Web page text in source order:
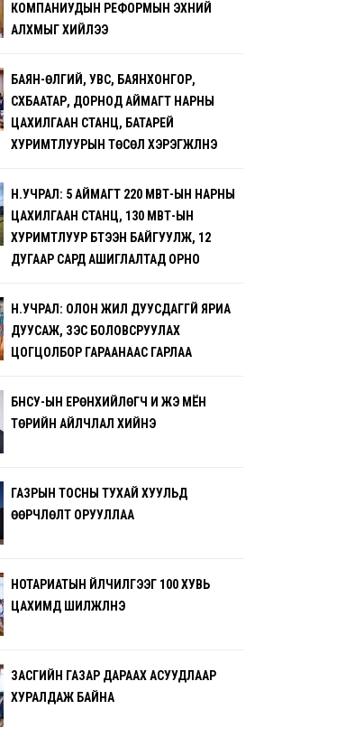
КОМПАНИУДЫН РЕФОРМЫН ЭХНИЙ
АЛХМЫГ ХИЙЛЭЭ
БАЯН-ӨЛГИЙ, УВС, БАЯНХОНГОР,
СҮХБААТАР, ДОРНОД АЙМАГТ НАРНЫ
ЦАХИЛГААН СТАНЦ, БАТАРЕЙ
ХУРИМТЛУУРЫН ТӨСӨЛ ХЭРЭГЖҮҮЛНЭ
Н.УЧРАЛ: 5 АЙМАГТ 220 МВТ-ЫН НАРНЫ
ЦАХИЛГААН СТАНЦ, 130 МВТ-ЫН
ХУРИМТЛУУР БҮТЭЭН БАЙГУУЛЖ, 12
ДУГААР САРД АШИГЛАЛТАД ОРНО
Н.УЧРАЛ: ОЛОН ЖИЛ ДУУСДАГГҮЙ ЯРИА
ДУУСАЖ, ЗЭС БОЛОВСРУУЛАХ
ЦОГЦОЛБОР ГАРААНААС ГАРЛАА
БНСУ-ЫН ЕРӨНХИЙЛӨГЧ И ЖЭ МЁН
ТӨРИЙН АЙЛЧЛАЛ ХИЙНЭ
ГАЗРЫН ТОСНЫ ТУХАЙ ХУУЛЬД
ӨӨРЧЛӨЛТ ОРУУЛЛАА
НОТАРИАТЫН ҮЙЛЧИЛГЭЭГ 100 ХУВЬ
ЦАХИМД ШИЛЖҮҮЛНЭ
ЗАСГИЙН ГАЗАР ДАРААХ АСУУДЛААР
ХУРАЛДАЖ БАЙНА